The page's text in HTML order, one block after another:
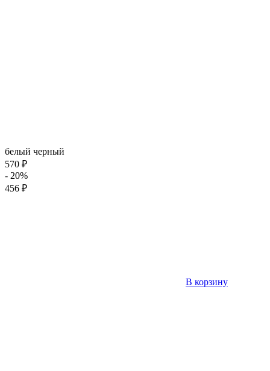
белый черный
570 ₽
- 20%
456 ₽
В корзину